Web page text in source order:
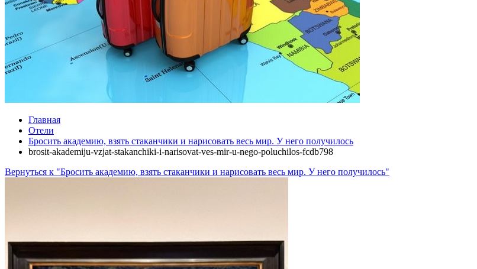
Главная
Отели
Бросить академию, взять стаканчики и нарисовать весь мир. У него получилось
brosit-akademiju-vzjat-stakanchiki-i-narisovat-ves-mir-u-nego-poluchilos-fcdb798
Вернуться к "Бросить академию, взять стаканчики и нарисовать весь мир. У него получилось"